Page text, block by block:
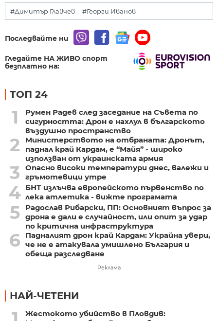
#Димитър Главчев #Георги Иванов
Последвайте ни
Гледайте НА ЖИВО спорт
безплатно на:
ТОП 24
1
Румен Радев след заседание на Съвета по
сигурността: Дрон е нахлул в българското
въздушно пространство
2
Министерството на отбраната: Дронът,
паднал край Кардам, е “Майя” - широко
използван от украинската армия
3
Опасно високи температури днес, валежи и
гръмотевици утре
4 БНТ излъчва европейското първенство по
лека атлетика - вижте програмата
5
Радослав Рибарски, ПП: Основният въпрос за
дрона е дали е случайност, или опит за удар
по критична инфраструктура
6
Падналият дрон край Кардам: Украйна увери,
че не е атакувала умишлено България и
обеща разследване
Реклама
НАЙ-ЧЕТЕНИ
Жестокото убийство в Пловдив: